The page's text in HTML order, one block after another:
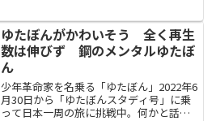
人気。人気の秘密は、登録者100万人を超
えても、チャンネル開設...
ゆたぼんがかわいそう 全く再生
数は伸びず 鋼のメンタルゆたぼ
ん
少年革命家を名乗る「ゆたぼん」2022年6
月30日から「ゆたぼんスタディ号」に乗
って日本一周の旅に挑戦中。何かと話題